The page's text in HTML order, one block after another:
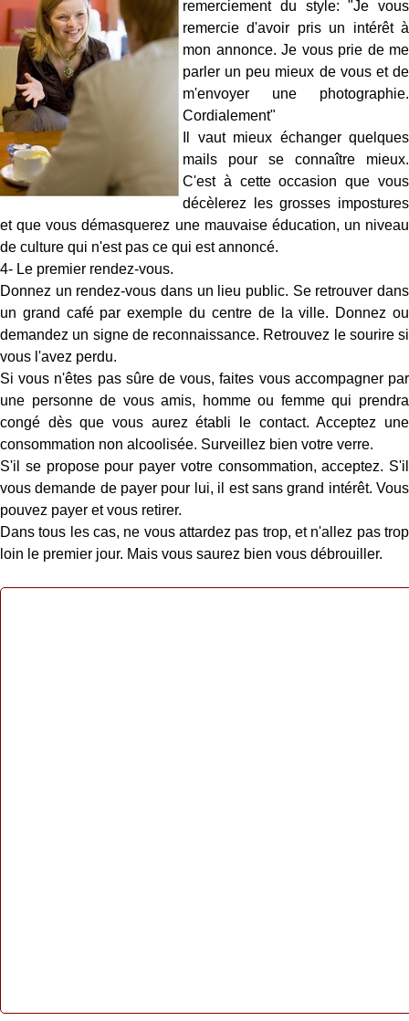
remerciement du style: "Je vous
remercie d'avoir pris un intérêt à
mon annonce. Je vous prie de me
parler un peu mieux de vous et de
m'envoyer une photographie.
Cordialement"
Il vaut mieux échanger quelques
mails pour se connaître mieux.
C'est à cette occasion que vous
décèlerez les grosses impostures
et que vous démasquerez une mauvaise éducation, un niveau
de culture qui n'est pas ce qui est annoncé.
4- Le premier rendez-vous.
Donnez un rendez-vous dans un lieu public. Se retrouver dans
un grand café par exemple du centre de la ville. Donnez ou
demandez un signe de reconnaissance. Retrouvez le sourire si
vous l'avez perdu.
Si vous n'êtes pas sûre de vous, faites vous accompagner par
une personne de vous amis, homme ou femme qui prendra
congé dès que vous aurez établi le contact. Acceptez une
consommation non alcoolisée. Surveillez bien votre verre.
S'il se propose pour payer votre consommation, acceptez. S'il
vous demande de payer pour lui, il est sans grand intérêt. Vous
pouvez payer et vous retirer.
Dans tous les cas, ne vous attardez pas trop, et n'allez pas trop
loin le premier jour. Mais vous saurez bien vous débrouiller.